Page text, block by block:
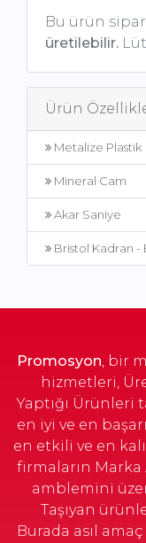
Bu ürün
üretilebilir.
Ürün
Metalize Plastik
Mineral Cam
Akar Saniye
Bristol Kadran -
Promosyon, bir
hizmetleri,
Yaptığı Ürünleri
en iyi ve en
en etkili ve en
firmaların Marka
amblemini
Taşıyan
Burada asıl